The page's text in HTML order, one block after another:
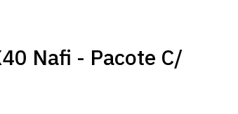
Nafi - Pacote C/